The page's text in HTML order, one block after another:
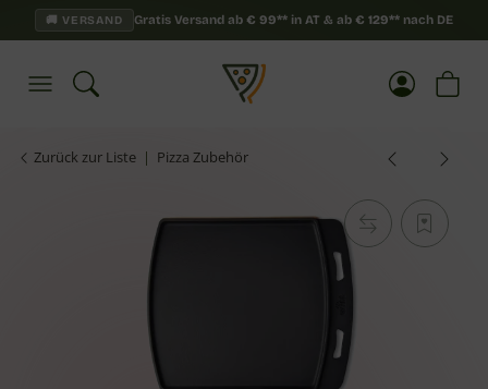
🚚 VERSAND Gratis Versand ab € 99** in AT & ab € 129** nach DE
Zurück zur Liste Pizza Zubehör